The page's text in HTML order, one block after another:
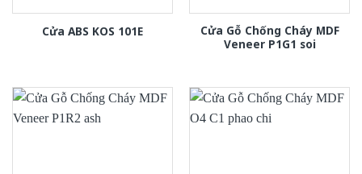
Cửa ABS KOS 101E
Cửa Gỗ Chống Cháy MDF
Veneer P1G1 soi